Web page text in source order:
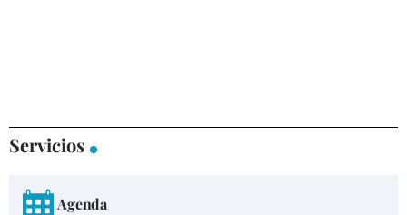
Servicios
Agenda